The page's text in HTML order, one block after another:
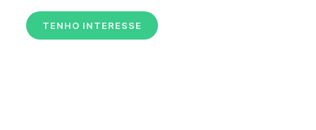
TENHO INTERESSE